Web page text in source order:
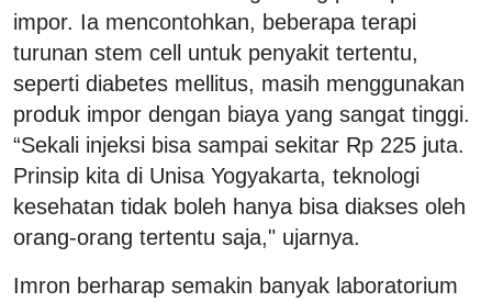
impor. Ia mencontohkan, beberapa terapi
turunan stem cell untuk penyakit tertentu,
seperti diabetes mellitus, masih menggunakan
produk impor dengan biaya yang sangat tinggi.
“Sekali injeksi bisa sampai sekitar Rp 225 juta.
Prinsip kita di Unisa Yogyakarta, teknologi
kesehatan tidak boleh hanya bisa diakses oleh
orang-orang tertentu saja," ujarnya.
Imron berharap semakin banyak laboratorium